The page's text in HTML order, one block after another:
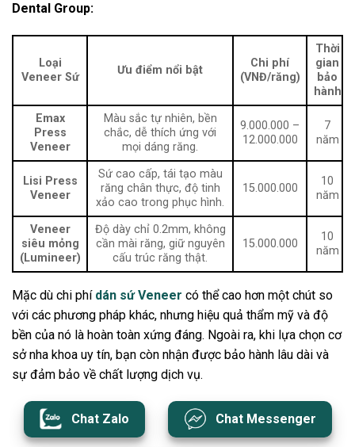
Dental Group:
Loại
Veneer Sứ
Ưu điểm nổi bật
Chi phí
(VNĐ/răng)
Thời
gian
bảo
hành
Emax
Press
Veneer
Màu sắc tự nhiên, bền
chắc, dễ thích ứng với
mọi dáng răng.
9.000.000 –
12.000.000
7
năm
Lisi Press
Veneer
Sứ cao cấp, tái tạo màu
răng chân thực, độ tinh
xảo cao trong phục hình.
15.000.000
10
năm
Veneer
siêu mỏng
(Lumineer)
Độ dày chỉ 0.2mm, không
cần mài răng, giữ nguyên
cấu trúc răng thật.
15.000.000
10
năm
Mặc dù chi phí dán sứ Veneer có thể cao hơn một chút so
với các phương pháp khác, nhưng hiệu quả thẩm mỹ và độ
bền của nó là hoàn toàn xứng đáng. Ngoài ra, khi lựa chọn cơ
sở nha khoa uy tín, bạn còn nhận được bảo hành lâu dài và
sự đảm bảo về chất lượng dịch vụ.
Chat Zalo Chat Messenger